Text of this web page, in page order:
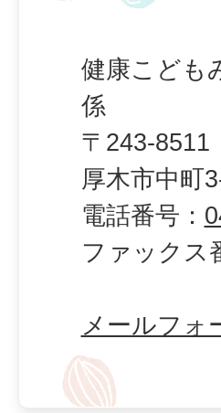
健康こども
係
〒243-8511
厚木市中町
電話番号：
ファックス
メールフォ